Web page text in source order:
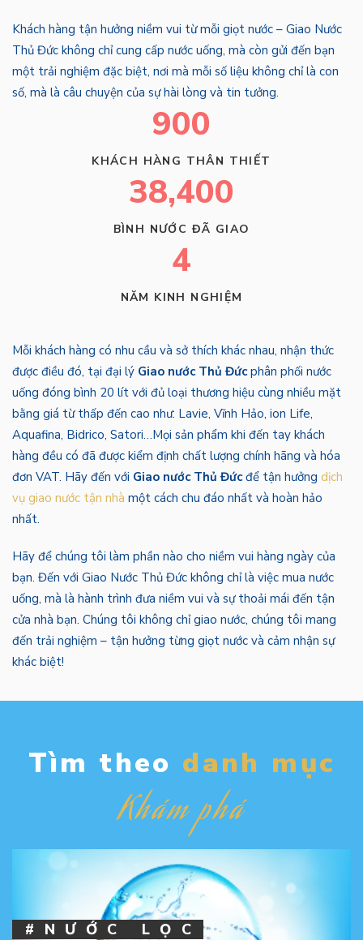
Khách hàng tận hưởng niềm vui từ mỗi giọt nước – Giao Nước
Thủ Đức không chỉ cung cấp nước uống, mà còn gửi đến bạn
một trải nghiệm đặc biệt, nơi mà mỗi số liệu không chỉ là con
số, mà là câu chuyện của sự hài lòng và tin tưởng.
900
KHÁCH HÀNG THÂN THIẾT
38,400
BÌNH NƯỚC ĐÃ GIAO
4
NĂM KINH NGHIỆM
Mỗi khách hàng có nhu cầu và sở thích khác nhau, nhận thức
được điều đó, tại đại lý Giao nước Thủ Đức phân phối nước
uống đóng bình 20 lít với đủ loại thương hiệu cùng nhiều mặt
bằng giá từ thấp đến cao như: Lavie, Vĩnh Hảo, ion Life,
Aquafina, Bidrico, Satori…Mọi sản phẩm khi đến tay khách
hàng đều có đã được kiểm định chất lượng chính hãng và hóa
đơn VAT. Hãy đến với Giao nước Thủ Đức để tận hưởng dịch
vụ giao nước tận nhà một cách chu đáo nhất và hoàn hảo
nhất.
Hãy để chúng tôi làm phần nào cho niềm vui hàng ngày của
bạn. Đến với Giao Nước Thủ Đức không chỉ là việc mua nước
uống, mà là hành trình đưa niềm vui và sự thoải mái đến tận
cửa nhà bạn. Chúng tôi không chỉ giao nước, chúng tôi mang
đến trải nghiệm – tận hưởng từng giọt nước và cảm nhận sự
khác biệt!
Tìm theo danh mục
Khám phá
#NƯỚC LỌC